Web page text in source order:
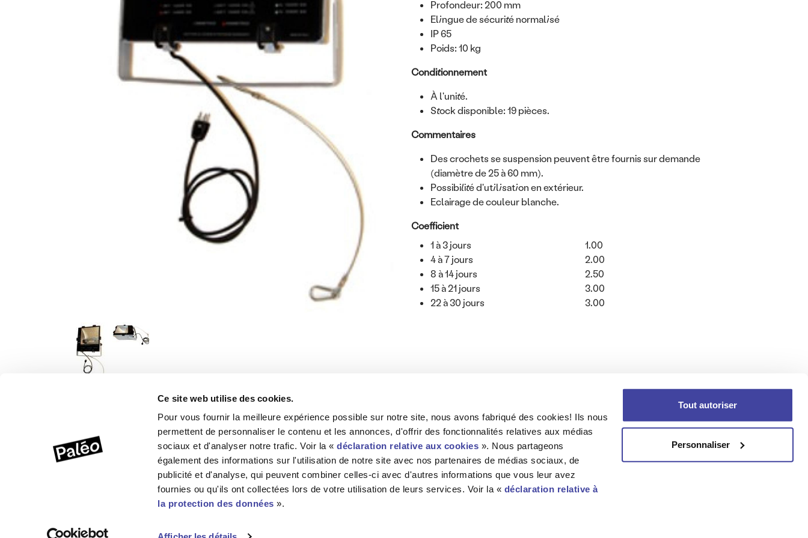
Ce site web utilise des cookies.
Pour vous fournir la meilleure expérience possible sur notre site, nous avons fabriqué des cookies! Ils nous
permettent de personnaliser le contenu et les annonces, d'offrir des fonctionnalités relatives aux médias
sociaux et d'analyser notre trafic. Voir la «déclaration relative aux cookies ». Nous partageons
également des informations sur l'utilisation de notre site avec nos partenaires de médias sociaux, de
publicité et d'analyse, qui peuvent combiner celles-ci avec d'autres informations que vous leur avez
fournies ou qu'ils ont collectées lors de votre utilisation de leurs services. Voir la « déclaration relative à
la protection des données ».
Tout autoriser
Personnaliser
Profondeur: 200 mm
Elingue de sécurité normalisé
IP 65
Poids: 10 kg
Conditionnement
À l'unité.
Stock disponible: 19 pièces.
Commentaires
Des crochets se suspension peuvent être fournis sur demande
(diamètre de 25 à 60 mm).
Possibilité d'utilisation en extérieur.
Eclairage de couleur blanche.
Coefficient
1 à 3 jours
Coefficient Value
1.00
4 à 7 jours
Coefficient Value
2.00
8 à 14 jours
Coefficient Value
2.50
15 à 21 jours
Coefficient Value
3.00
22 à 30 jours
Coefficient Value
3.00
Paléo - Service des locations
Rte de St-Cergue 312
1260 Nyon
locations@paleo.ch
+41 (0) 79 404 50 20
Pour plus d'infos
Conditions générales
Notice sur les cookies